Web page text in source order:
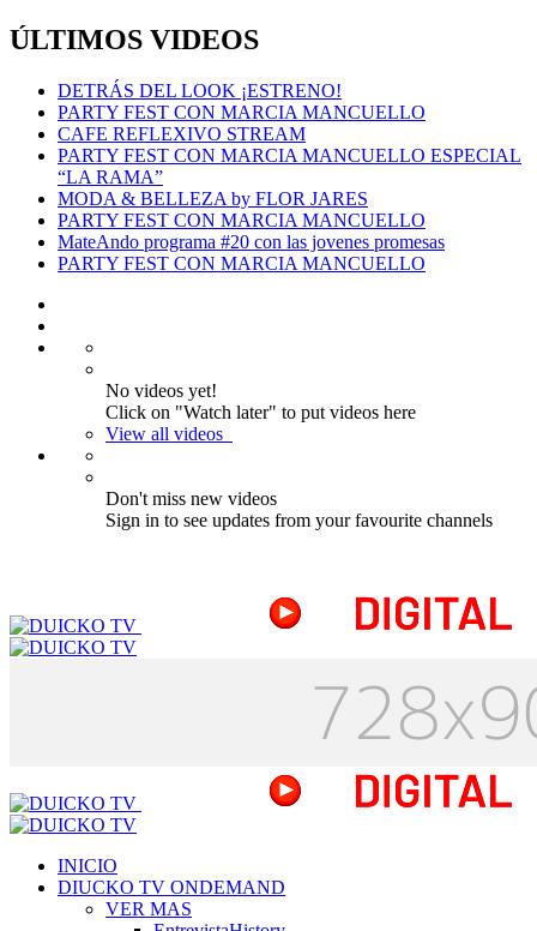
ÚLTIMOS VIDEOS
DETRÁS DEL LOOK ¡ESTRENO!
PARTY FEST CON MARCIA MANCUELLO
CAFE REFLEXIVO STREAM
PARTY FEST CON MARCIA MANCUELLO ESPECIAL
“LA RAMA”
MODA & BELLEZA by FLOR JARES
PARTY FEST CON MARCIA MANCUELLO
MateAndo programa #20 con las jovenes promesas
PARTY FEST CON MARCIA MANCUELLO
No videos yet!
Click on "Watch later" to put videos here
View all videos
Don't miss new videos
Sign in to see updates from your favourite channels
INICIO
DIUCKO TV ONDEMAND
VER MAS